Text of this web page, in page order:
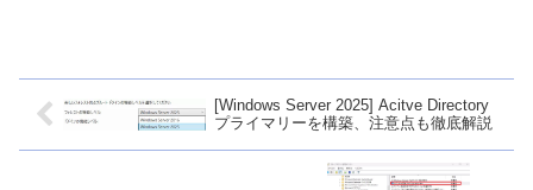
[Windows Server 2025] Acitve Directory
プライマリーを構築、注意点も徹底解説